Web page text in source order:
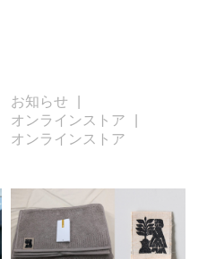
お知らせ
オンラインストア
オンラインストア